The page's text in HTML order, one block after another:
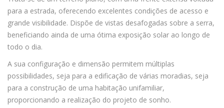
para a estrada, oferecendo excelentes condições de acesso e
grande visibilidade. Dispõe de vistas desafogadas sobre a serra,
beneficiando ainda de uma ótima exposição solar ao longo de
todo o dia.
A sua configuração e dimensão permitem múltiplas
possibilidades, seja para a edificação de várias moradias, seja
para a construção de uma habitação unifamiliar,
proporcionando a realização do projeto de sonho.